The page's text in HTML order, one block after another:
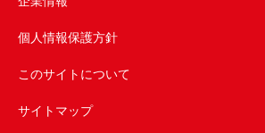
個人情報保護方針
このサイトについて
サイトマップ